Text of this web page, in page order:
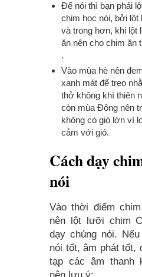
Để nói thì bạn phải
chim học nói, bởi lột
và trong hơn, khi
ăn nên cho chim ăn
.
Vào mùa hè nên
xanh mát để treo
thở không khí thiên
còn mùa Đông nên
không có gió lớn vì
cảm với gió.
Cách dạy
nói
Vào thời điểm
nên lột lưỡi chim
dạy chúng nói.
nói tốt, âm phát tốt,
tạp các âm thanh